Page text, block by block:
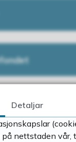
Detaljar
nettstaden vår,